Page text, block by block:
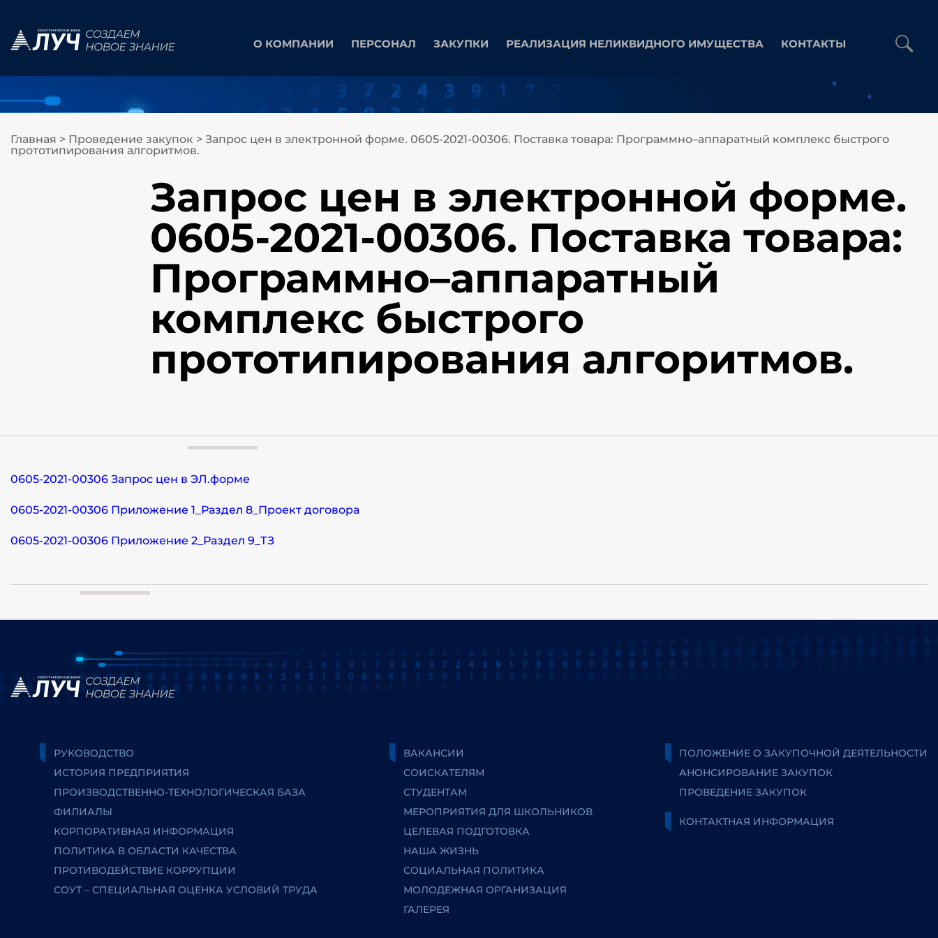
О КОМПАНИИ ПЕРСОНАЛ ЗАКУПКИ РЕАЛИЗАЦИЯ НЕЛИКВИДНОГО ИМУЩЕСТВА КОНТАКТЫ
Главная > Проведение закупок > Запрос цен в электронной форме. 0605-2021-00306. Поставка товара: Программно–аппаратный комплекс быстрого
прототипирования алгоритмов.
Запрос цен в электронной форме.
0605-2021-00306. Поставка товара:
Программно–аппаратный
комплекс быстрого
прототипирования алгоритмов.
0605-2021-00306 Запрос цен в ЭЛ.форме
0605-2021-00306 Приложение 1_Раздел 8_Проект договора
0605-2021-00306 Приложение 2_Раздел 9_ТЗ
РУКОВОДСТВО
ИСТОРИЯ ПРЕДПРИЯТИЯ
ПРОИЗВОДСТВЕННО-ТЕХНОЛОГИЧЕСКАЯ БАЗА
ФИЛИАЛЫ
КОРПОРАТИВНАЯ ИНФОРМАЦИЯ
ПОЛИТИКА В ОБЛАСТИ КАЧЕСТВА
ПРОТИВОДЕЙСТВИЕ КОРРУПЦИИ
СОУТ – СПЕЦИАЛЬНАЯ ОЦЕНКА УСЛОВИЙ ТРУДА
ВАКАНСИИ
СОИСКАТЕЛЯМ
СТУДЕНТАМ
МЕРОПРИЯТИЯ ДЛЯ ШКОЛЬНИКОВ
ЦЕЛЕВАЯ ПОДГОТОВКА
НАША ЖИЗНЬ
СОЦИАЛЬНАЯ ПОЛИТИКА
МОЛОДЕЖНАЯ ОРГАНИЗАЦИЯ
ГАЛЕРЕЯ
ПОЛОЖЕНИЕ О ЗАКУПОЧНОЙ ДЕЯТЕЛЬНОСТИ
АНОНСИРОВАНИЕ ЗАКУПОК
ПРОВЕДЕНИЕ ЗАКУПОК
КОНТАКТНАЯ ИНФОРМАЦИЯ